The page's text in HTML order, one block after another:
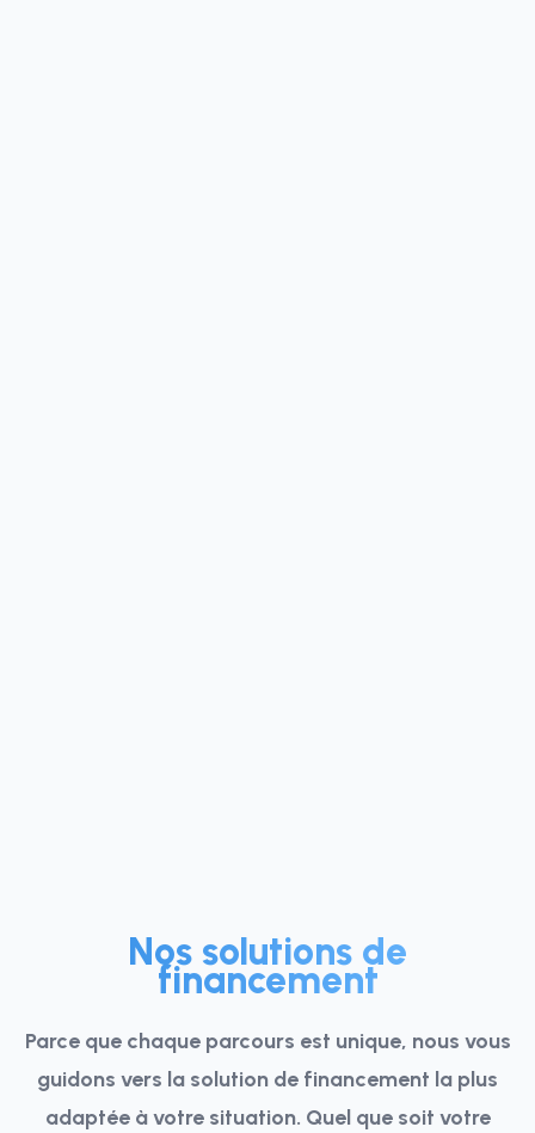
Nos solutions de
financement
Parce que chaque parcours est unique, nous vous
guidons vers la solution de financement la plus
adaptée à votre situation. Quel que soit votre